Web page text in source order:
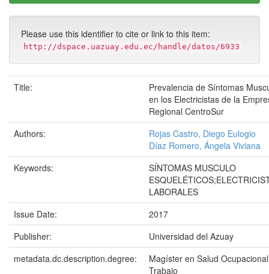
Please use this identifier to cite or link to this item:
http://dspace.uazuay.edu.ec/handle/datos/6933
Title:
Prevalencia de Síntomas
en los Electricistas de la
Regional CentroSur
Authors:
Rojas Castro, Diego Eulogio
Díaz Romero, Ángela Viviana
Keywords:
SÍNTOMAS MUSCULO
LABORALES
Issue Date:
2017
Publisher:
Universidad del Azuay
metadata.dc.description.degree:
Magíster en Salud
Trabajo